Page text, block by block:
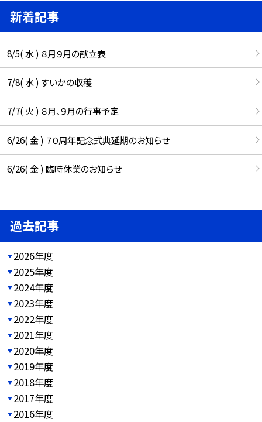
新着記事
8/5( 水 ) ８月９月の献立表
7/8( 水 ) すいかの収穫
7/7( 火 ) ８月、９月の行事予定
6/26( 金 ) ７０周年記念式典延期のお知らせ
6/26( 金 ) 臨時休業のお知らせ
過去記事
2026年度
2025年度
2024年度
2023年度
2022年度
2021年度
2020年度
2019年度
2018年度
2017年度
2016年度